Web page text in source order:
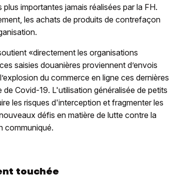
importantes jamais réalisées par la FH.
les achats de produits de contrefaçon
«directement les organisations
saisies douanières proviennent d’envois
du commerce en ligne ces dernières
Covid-19. L'utilisation généralisée de petits
les risques d'interception et fragmenter les
défis en matière de lutte contre la
communiqué.
touchée